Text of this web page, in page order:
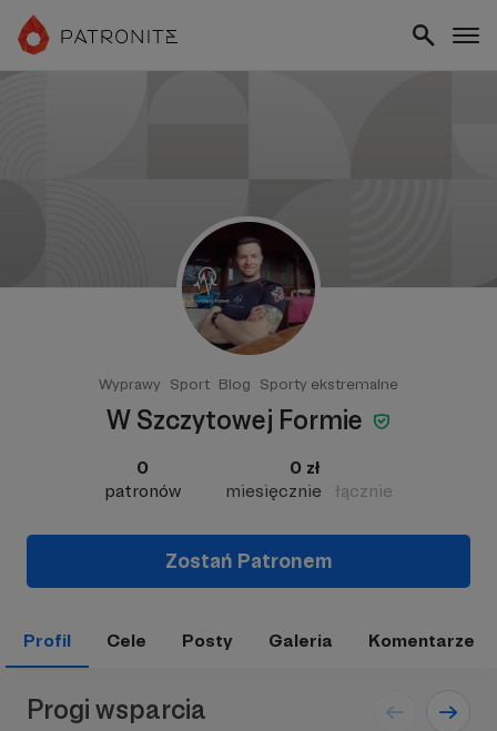
Wyprawy Sport Blog Sporty ekstremalne
W Szczytowej Formie
0
patronów
0 zł
miesięcznie
łącznie
Zostań Patronem
Profil Cele Posty Galeria Komentarze
Progi wsparcia